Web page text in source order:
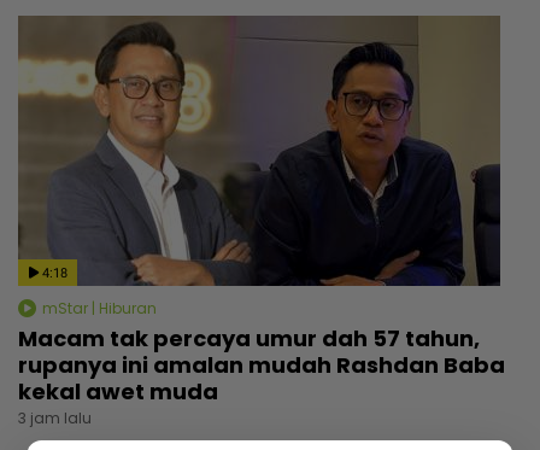
4:18
mStar | Hiburan
Macam tak percaya umur dah 57 tahun,
rupanya ini amalan mudah Rashdan Baba
kekal awet muda
3 jam lalu